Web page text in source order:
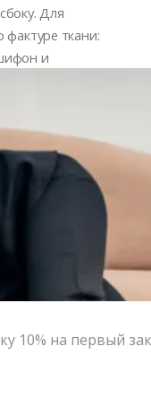
Для
ткани:
и
10% на первый